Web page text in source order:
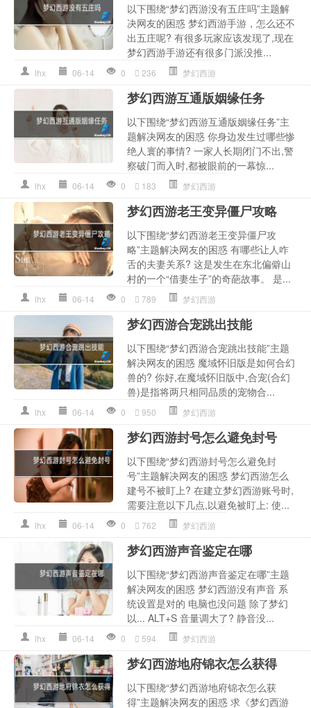
以下围绕“梦幻西游没有五庄吗”主题解
决网友的困惑 梦幻西游手游，怎么还不
出五庄呢? 有很多玩家应该发现了,现在
梦幻西游手游还有很多门派没推...
lhx 06-14 0 236 梦幻西游
梦幻西游互通版姻缘任务
以下围绕“梦幻西游互通版姻缘任务”主
题解决网友的困惑 你身边发生过哪些惨
绝人寰的事情? 一家人长期闭门不出,警
察破门而入时,都被眼前的一幕惊...
lhx 06-14 0 183 梦幻西游
梦幻西游老王变异僵尸攻略
以下围绕“梦幻西游老王变异僵尸攻
略”主题解决网友的困惑 有哪些让人咋
舌的夫妻关系? 这是发生在东北偏僻山
村的一个“借妻生子”的奇葩故事。 是...
lhx 06-14 0 789 梦幻西游
梦幻西游合宠跳出技能
以下围绕“梦幻西游合宠跳出技能”主题
解决网友的困惑 魔域怀旧版是如何合幻
兽的? 你好,在魔域怀旧版中,合宠(合幻
兽)是指将两只相同品质的宠物合...
lhx 06-14 0 950 梦幻西游
梦幻西游封号怎么避免封号
以下围绕“梦幻西游封号怎么避免封
号”主题解决网友的困惑 梦幻西游怎么
建号不被盯上? 在建立梦幻西游账号时,
需要注意以下几点,以避免被盯上: 使...
lhx 06-14 0 762 梦幻西游
梦幻西游声音鉴定在哪
以下围绕“梦幻西游声音鉴定在哪”主题
解决网友的困惑 梦幻西游没有声音 系
统设置是对的 电脑也没问题 除了梦幻
以... ALT+S 音量调大了? 静音没...
lhx 06-14 0 594 梦幻西游
梦幻西游地府锦衣怎么获得
以下围绕“梦幻西游地府锦衣怎么获
得”主题解决网友的困惑 求《梦幻西游